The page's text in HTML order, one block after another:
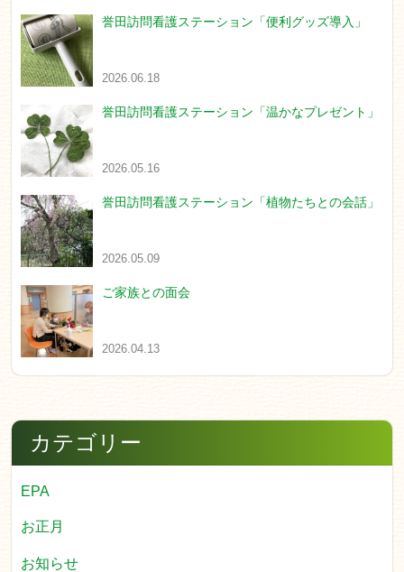
誉田訪問看護ステーション「便利グッズ導入」
2026.06.18
誉田訪問看護ステーション「温かなプレゼント」
2026.05.16
誉田訪問看護ステーション「植物たちとの会話」
2026.05.09
ご家族との面会
2026.04.13
カテゴリー
EPA
お正月
お知らせ